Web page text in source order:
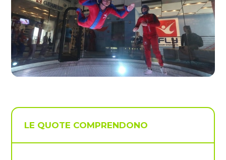
LE QUOTE COMPRENDONO